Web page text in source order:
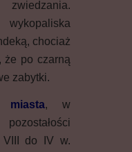
chociaż
że po czarną
zabytki.
miasta, w
VIII do IV w.